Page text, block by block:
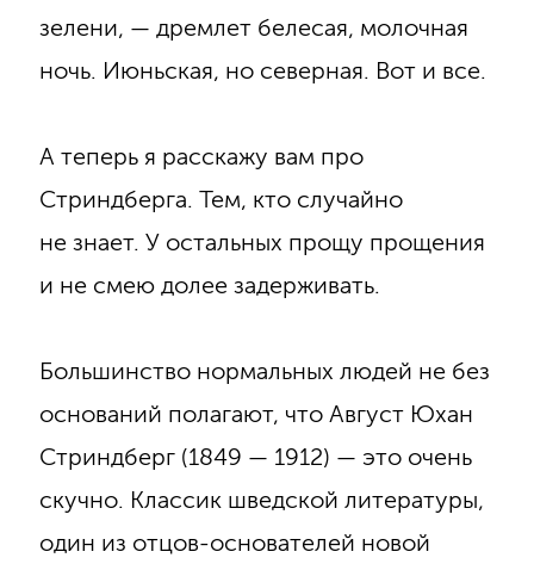
зелени, — дремлет белесая, молочная
ночь. Июньская, но северная. Вот и все.
А теперь я расскажу вам про
Стриндберга. Тем, кто случайно
не знает. У остальных прощу прощения
и не смею долее задерживать.
Большинство нормальных людей не без
оснований полагают, что Август Юхан
Стриндберг (1849 — 1912) — это очень
скучно. Классик шведской литературы,
один из отцов-основателей новой